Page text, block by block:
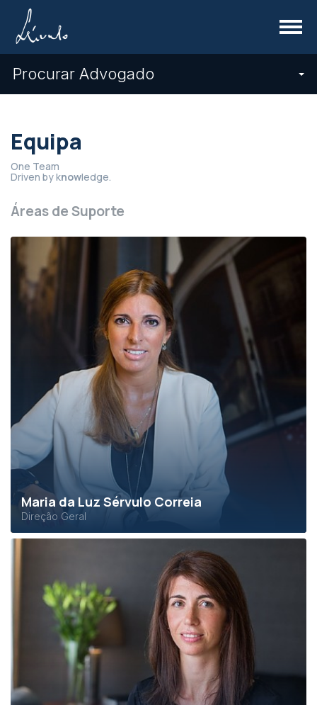
Menu
Procurar Advogado
Equipa
One Team
Driven by knowledge.
Áreas de Suporte
Maria da Luz Sérvulo Correia
Direção Geral